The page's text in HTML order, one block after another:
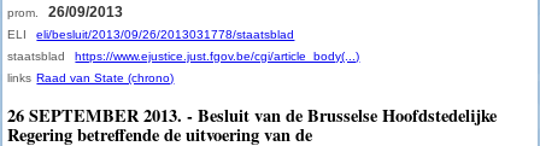
prom. 26/09/2013
ELI
eli/besluit/2013/09/26/2013031778/staatsblad
staatsblad
https://www.ejustice.just.fgov.be/cgi/article_body(...)
links Raad van State (chrono)
26 SEPTEMBER 2013. - Besluit van de Brusselse Hoofdstedelijke
Regering betreffende de uitvoering van de